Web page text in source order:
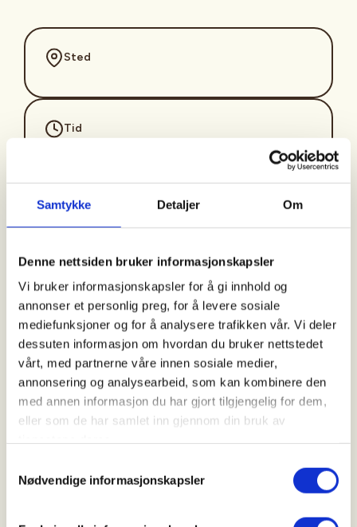
Samtykke Detaljer Om
Denne nettsiden bruker informasjonskapsler
Vi bruker informasjonskapsler for å gi innhold og
annonser et personlig preg, for å levere sosiale
mediefunksjoner og for å analysere trafikken vår. Vi deler
dessuten informasjon om hvordan du bruker nettstedet
vårt, med partnerne våre innen sosiale medier,
annonsering og analysearbeid, som kan kombinere den
med annen informasjon du har gjort tilgjengelig for dem,
eller som de har samlet inn gjennom din bruk av
Nødvendige informasjonskapsler
Sted
Tid
Kl. 07.00 - 20.00
Kontaktperson
https://92233948
lasse.jenssen@gmail.com
Introjakt på småvilt (Vestlandet/Bergens området)
Ta kontakt med Lasse – se e-postadresse på